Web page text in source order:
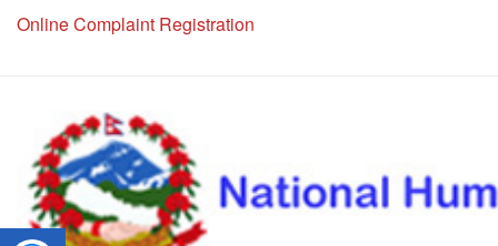
Online Complaint Registration